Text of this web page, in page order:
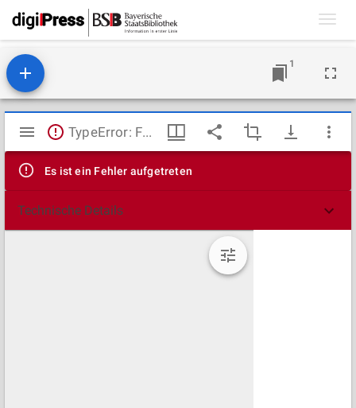
1
Mirador
Viewer
TypeError: Failed to fetch
Es ist ein Fehler aufgetreten
Technische Details